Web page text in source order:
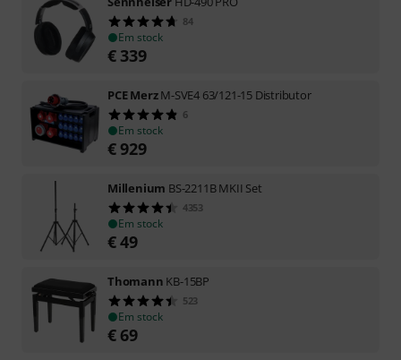
84
Em stock
€ 339
PCE MerzM-SVE4 63/121-15 Distributor
6
Em stock
€929
Millenium BS-2211B MKII Set
4353
Em stock
€49
Thomann KB-15BP
523
Em stock
€ 69